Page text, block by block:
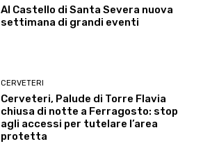
Al Castello di Santa Severa nuova
settimana di grandi eventi
CERVETERI
Cerveteri, Palude di Torre Flavia
chiusa di notte a Ferragosto: stop
agli accessi per tutelare l’area
protetta